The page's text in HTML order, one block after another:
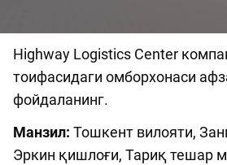
Highway Logistics Center
тоифасидаги омборхонаси
фойдаланинг.
Манзил: Тошкент вилояти,
Эркин қишлоғи, Тариқ тешар